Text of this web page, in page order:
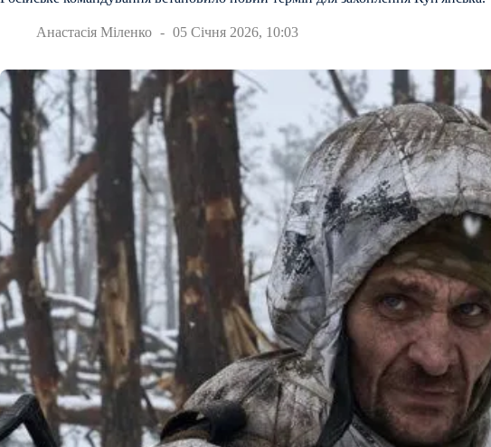
Анастасія Міленко 05 Січня 2026, 10:03